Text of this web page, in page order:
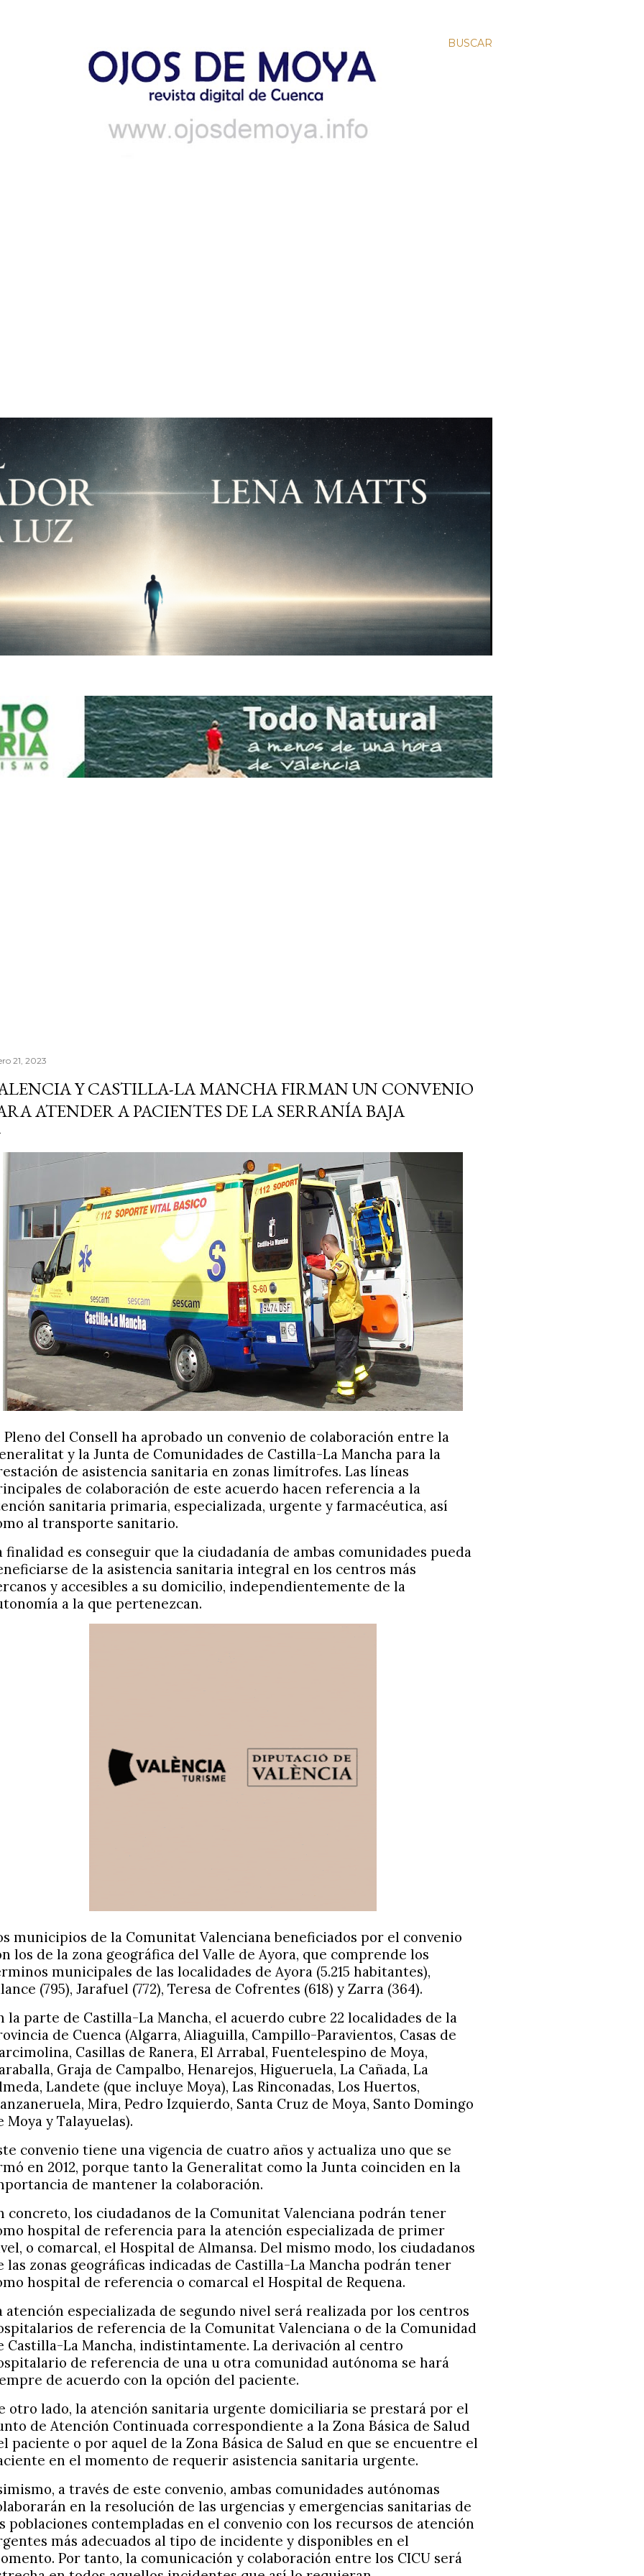
BUSCAR
21, 2023
Y CASTILLA-LA MANCHA FIRMAN UN CONVENIO
ATENDER A PACIENTES DE LA SERRANÍA BAJA
Pleno del Consell ha aprobado un convenio de colaboración entre la
y la Junta de Comunidades de Castilla-La Mancha para la
de asistencia sanitaria en zonas limítrofes. Las líneas
de colaboración de este acuerdo hacen referencia a la
sanitaria primaria, especializada, urgente y farmacéutica, así
al transporte sanitario.
finalidad es conseguir que la ciudadanía de ambas comunidades pueda
de la asistencia sanitaria integral en los centros más
y accesibles a su domicilio, independientemente de la
a la que pertenezcan.
municipios de la Comunitat Valenciana beneficiados por el convenio
los de la zona geográfica del Valle de Ayora, que comprende los
municipales de las localidades de Ayora (5.215 habitantes),
(795), Jarafuel (772), Teresa de Cofrentes (618) y Zarra (364).
la parte de Castilla-La Mancha, el acuerdo cubre 22 localidades de la
de Cuenca (Algarra, Aliaguilla, Campillo-Paravientos, Casas de
Casillas de Ranera, El Arrabal, Fuentelespino de Moya,
Graja de Campalbo, Henarejos, Higueruela, La Cañada, La
Landete (que incluye Moya), Las Rinconadas, Los Huertos,
Mira, Pedro Izquierdo, Santa Cruz de Moya, Santo Domingo
Moya y Talayuelas).
convenio tiene una vigencia de cuatro años y actualiza uno que se
en 2012, porque tanto la Generalitat como la Junta coinciden en la
de mantener la colaboración.
concreto, los ciudadanos de la Comunitat Valenciana podrán tener
hospital de referencia para la atención especializada de primer
o comarcal, el Hospital de Almansa. Del mismo modo, los ciudadanos
las zonas geográficas indicadas de Castilla-La Mancha podrán tener
hospital de referencia o comarcal el Hospital de Requena.
atención especializada de segundo nivel será realizada por los centros
de referencia de la Comunitat Valenciana o de la Comunidad
Castilla-La Mancha, indistintamente. La derivación al centro
de referencia de una u otra comunidad autónoma se hará
de acuerdo con la opción del paciente.
otro lado, la atención sanitaria urgente domiciliaria se prestará por el
de Atención Continuada correspondiente a la Zona Básica de Salud
paciente o por aquel de la Zona Básica de Salud en que se encuentre el
en el momento de requerir asistencia sanitaria urgente.
a través de este convenio, ambas comunidades autónomas
en la resolución de las urgencias y emergencias sanitarias de
poblaciones contempladas en el convenio con los recursos de atención
más adecuados al tipo de incidente y disponibles en el
Por tanto, la comunicación y colaboración entre los CICU será